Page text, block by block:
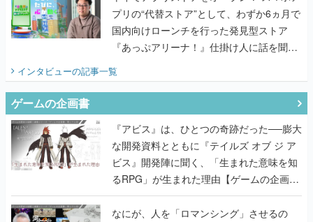
プリの“代替ストア”として、わずか6ヵ月で
国内向けローンチを行った発見型ストア
『あっぷアリーナ！』仕掛け人に話を聞い
てみた
インタビューの記事一覧
ゲームの企画書
『アビス』は、ひとつの奇跡だった──膨大
な開発資料とともに『テイルズ オブ ジ ア
ビス』開発陣に聞く、「生まれた意味を知
るRPG」が生まれた理由【ゲームの企画
書】
なにが、人を「ロマンシング」させるの